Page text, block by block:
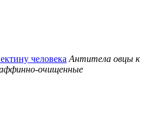
человека Антитела овцы к
очищенные